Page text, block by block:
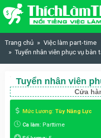
Skip to content
Trang chủ
Việc làm part-time
Tuyển nhân viên phục vụ bàn
Tuyển nhân viên
Cửa
Mức Lương: Tùy Năng Lực
Ca làm: Parttime